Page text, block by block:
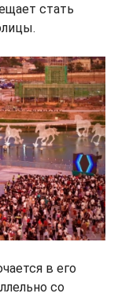
стать
в его
со